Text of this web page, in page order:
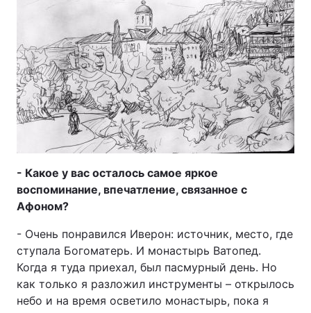
- Какое у вас осталось самое яркое
воспоминание, впечатление, связанное с
Афоном?
- Очень понравился Иверон: источник, место, где
ступала Богоматерь. И монастырь Ватопед.
Когда я туда приехал, был пасмурный день. Но
как только я разложил инструменты – открылось
небо и на время осветило монастырь, пока я